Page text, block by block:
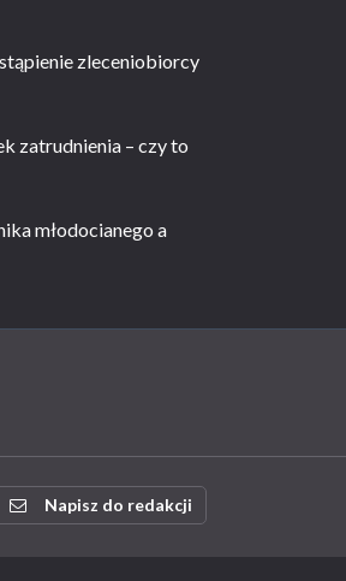
zleceniobiorcy
zatrudnienia – czy to
młodocianego a
Napisz do redakcji